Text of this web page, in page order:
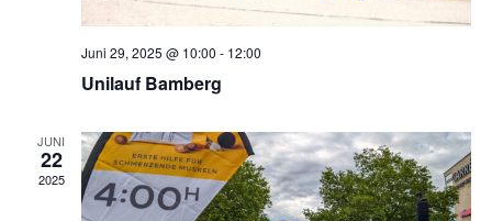
Juni 29, 2025 @ 10:00 - 12:00
Unilauf Bamberg
JUNI
22
2025